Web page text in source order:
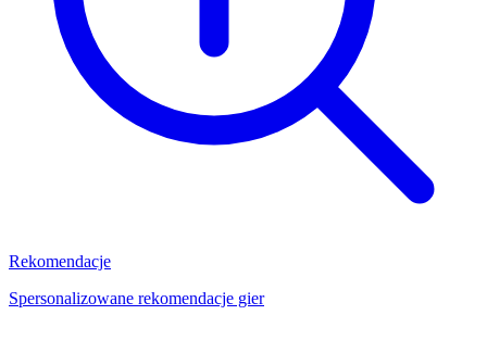
Rekomendacje
Spersonalizowane rekomendacje gier